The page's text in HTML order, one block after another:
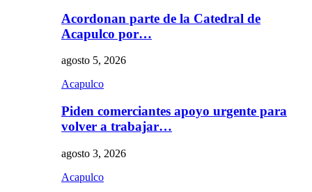
Acordonan parte de la Catedral de
Acapulco por…
agosto 5, 2026
Acapulco
Piden comerciantes apoyo urgente para
volver a trabajar…
agosto 3, 2026
Acapulco